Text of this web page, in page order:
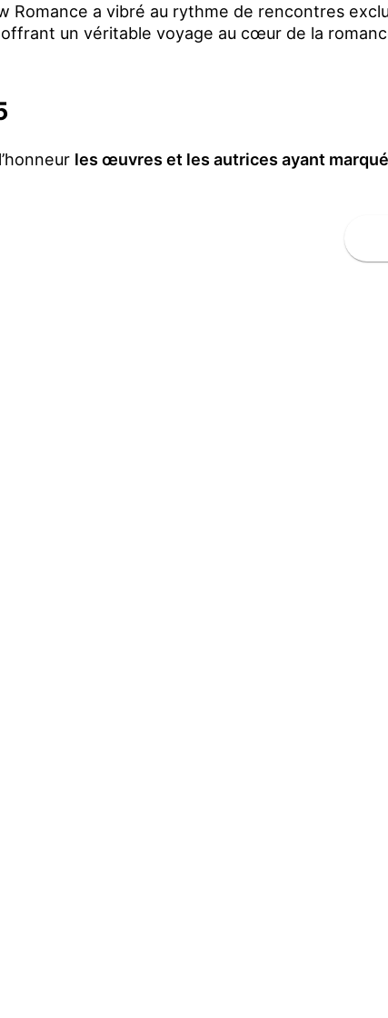
Romance a vibré au rythme de rencontres
un véritable voyage au cœur de la
les œuvres et les autrices ayant marqué